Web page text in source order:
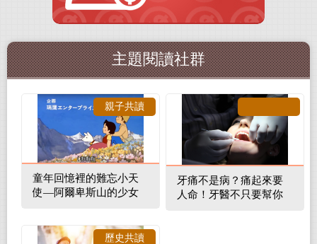
主題閱讀社群
童年回憶裡的難忘小天
使—阿爾卑斯山的少女
親子共讀
牙痛不是病？痛起來要
人命！牙醫不只要幫你
歷史共讀